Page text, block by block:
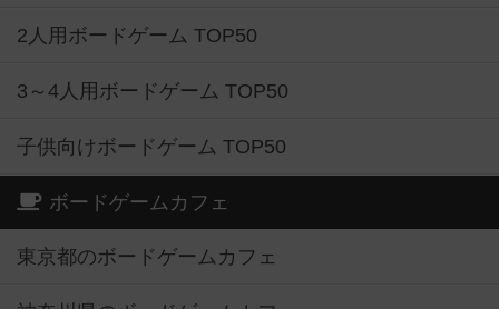
2人用ボードゲーム TOP50
3～4人用ボードゲーム TOP50
子供向けボードゲーム TOP50
ボードゲームカフェ
東京都のボードゲームカフェ